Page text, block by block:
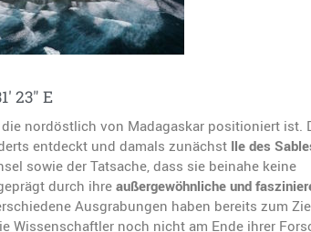
23″ E
nordöstlich von Madagaskar positioniert ist.
entdeckt und damals zunächst Ile des
sowie der Tatsache, dass sie beinahe keine
durch ihre außergewöhnliche und
Ausgrabungen haben bereits zum
Wissenschaftler noch nicht am Ende ihrer